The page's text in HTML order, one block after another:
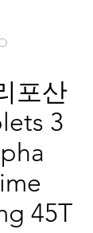
포산
3
45T